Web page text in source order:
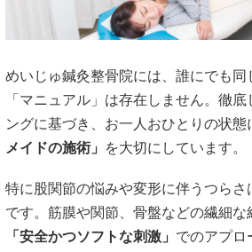
めいじゅ鍼灸整骨院には、誰にでも同
「マニュアル」は存在しません。徹
ングに基づき、お一人おひとりの状態
メイドの施術」
を大切にしています。
特に股関節の悩みや変形に伴うつらさ
です。筋膜や関節、骨盤などの繊細な
「安全かつソフトな刺激」 でのアプロ